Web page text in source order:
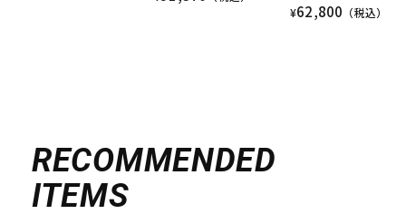
¥62,800 （税込）
RECOMMENDED
ITEMS